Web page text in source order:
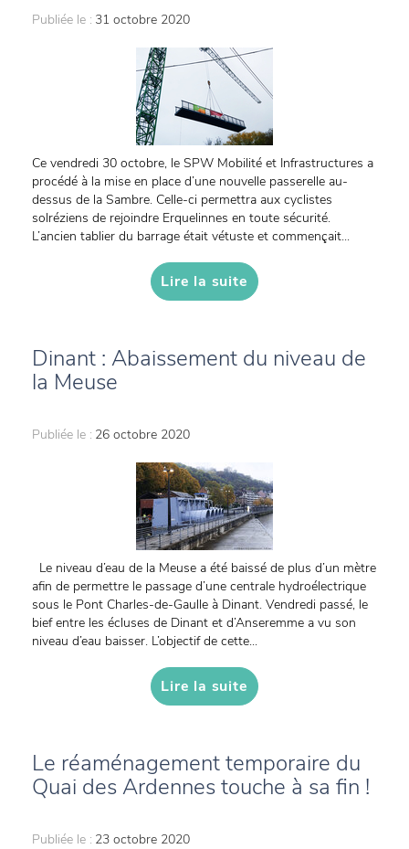
Publiée le : 31 octobre 2020
Ce vendredi 30 octobre, le SPW Mobilité et Infrastructures a
procédé à la mise en place d’une nouvelle passerelle au-
dessus de la Sambre. Celle-ci permettra aux cyclistes
solréziens de rejoindre Erquelinnes en toute sécurité.
L’ancien tablier du barrage était vétuste et commençait...
Lire la suite
Dinant : Abaissement du niveau de
la Meuse
Publiée le : 26 octobre 2020
Le niveau d’eau de la Meuse a été baissé de plus d’un mètre
afin de permettre le passage d’une centrale hydroélectrique
sous le Pont Charles-de-Gaulle à Dinant. Vendredi passé, le
bief entre les écluses de Dinant et d’Anseremme a vu son
niveau d’eau baisser. L’objectif de cette...
Lire la suite
Le réaménagement temporaire du
Quai des Ardennes touche à sa fin !
Publiée le : 23 octobre 2020